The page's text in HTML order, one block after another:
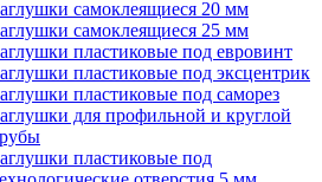
самоклеящиеся 20 мм
самоклеящиеся 25 мм
пластиковые под евровинт
пластиковые под эксцентрик
пластиковые под саморез
для профильной и круглой
пластиковые под